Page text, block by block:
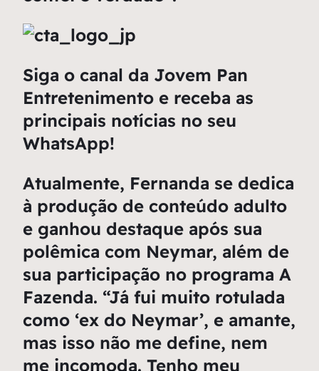
Siga o canal da Jovem Pan
Entretenimento e receba as
principais notícias no seu
WhatsApp!
Atualmente, Fernanda se dedica
à produção de conteúdo adulto
e ganhou destaque após sua
polêmica com Neymar, além de
sua participação no programa A
Fazenda. “Já fui muito rotulada
como ‘ex do Neymar’, e amante,
mas isso não me define, nem
me incomoda. Tenho meu